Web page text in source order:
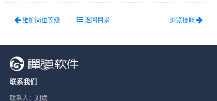
维护岗位等级 返回目录 浏览技能
联系我们
联系人：刘斌